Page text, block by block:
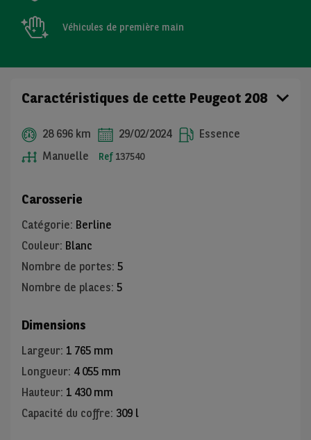
Véhicules de première main
Caractéristiques de cette Peugeot 208
28 696 km 29/02/2024
Essence
Manuelle
Ref 137540
Carosserie
Catégorie: Berline
Couleur: Blanc
Nombre de portes: 5
Nombre de places: 5
Dimensions
Largeur: 1 765 mm
Longueur: 4 055 mm
Hauteur: 1 430 mm
Capacité du coffre: 309 l